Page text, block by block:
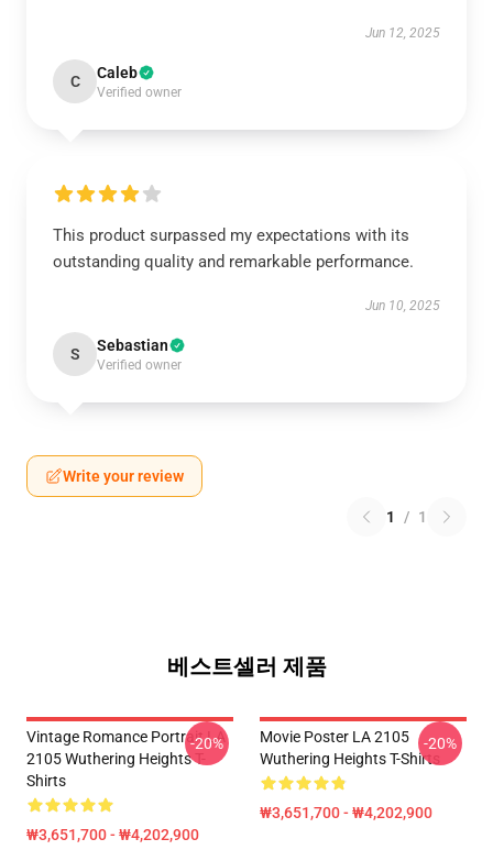
Jun 12, 2025
C Caleb
Verified owner
This product surpassed my expectations with its
outstanding quality and remarkable performance.
Jun 10, 2025
S Sebastian
Verified owner
Write your review
1 / 1
베스트셀러 제품
Vintage Romance Portrait LA
2105 Wuthering Heights T-
Shirts
₩3,651,700 - ₩4,202,900
-20%
Movie Poster LA 2105
Wuthering Heights T-Shirts
₩3,651,700 - ₩4,202,900
-20%